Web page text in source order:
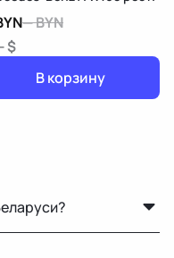
—BYN
$
В корзину